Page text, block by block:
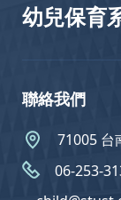
幼兒保育
聯絡我們
71005 台
06-253-